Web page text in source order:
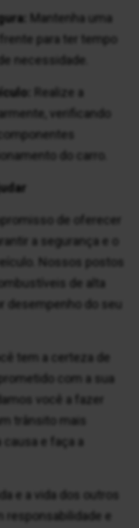
Mantenha uma
para ter tempo
necessidade.
Realize a
verificando
do carro.
de oferecer
a segurança e o
Nossos postos
de alta
desempenho do seu
tem a certeza de
com a sua
você a fazer
trânsito mais
causa e faça a
e a vida dos outros
responsabilidade e